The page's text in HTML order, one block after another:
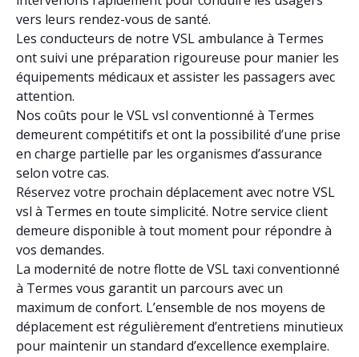
vers leurs rendez-vous de santé.
Les conducteurs de notre VSL ambulance à Termes
ont suivi une préparation rigoureuse pour manier les
équipements médicaux et assister les passagers avec
attention.
Nos coûts pour le VSL vsl conventionné à Termes
demeurent compétitifs et ont la possibilité d’une prise
en charge partielle par les organismes d’assurance
selon votre cas.
Réservez votre prochain déplacement avec notre VSL
vsl à Termes en toute simplicité. Notre service client
demeure disponible à tout moment pour répondre à
vos demandes.
La modernité de notre flotte de VSL taxi conventionné
à Termes vous garantit un parcours avec un
maximum de confort. L’ensemble de nos moyens de
déplacement est régulièrement d’entretiens minutieux
pour maintenir un standard d’excellence exemplaire.